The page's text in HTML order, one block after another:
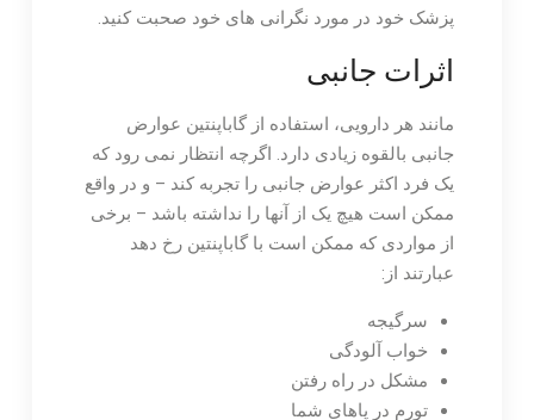
پزشک خود در مورد نگرانی های خود صحبت کنید.
اثرات جانبی
مانند هر دارویی، استفاده از گاباپنتین عوارض
جانبی بالقوه زیادی دارد. اگرچه انتظار نمی رود که
یک فرد اکثر عوارض جانبی را تجربه کند – و در واقع
ممکن است هیچ یک از آنها را نداشته باشد – برخی
از مواردی که ممکن است با گاباپنتین رخ دهد
عبارتند از:
سرگیجه
خواب آلودگی
مشکل در راه رفتن
تورم در پاهای شما